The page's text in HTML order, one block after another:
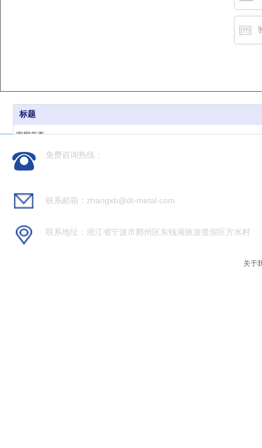
标题
官网首页
新闻动态
免费咨询热线：
联系邮箱：zhangxb@dt-metal.com
联系地址：浙江省宁波市鄞州区东钱湖旅游度假区方水村
关于